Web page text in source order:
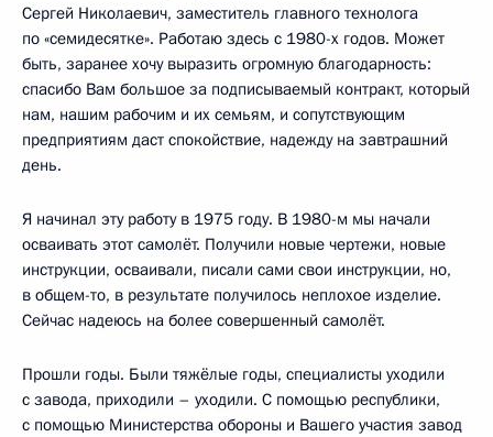
Сергей Николаевич, заместитель главного технолога
по «семидесятке». Работаю здесь с 1980-х годов. Может
быть, заранее хочу выразить огромную благодарность:
спасибо Вам большое за подписываемый контракт, который
нам, нашим рабочим и их семьям, и сопутствующим
предприятиям даст спокойствие, надежду на завтрашний
день.
Я начинал эту работу в 1975 году. В 1980-м мы начали
осваивать этот самолёт. Получили новые чертежи, новые
инструкции, осваивали, писали сами свои инструкции, но,
в общем-то, в результате получилось неплохое изделие.
Сейчас надеюсь на более совершенный самолёт.
Прошли годы. Были тяжёлые годы, специалисты уходили
с завода, приходили – уходили. С помощью республики,
с помощью Министерства обороны и Вашего участия завод